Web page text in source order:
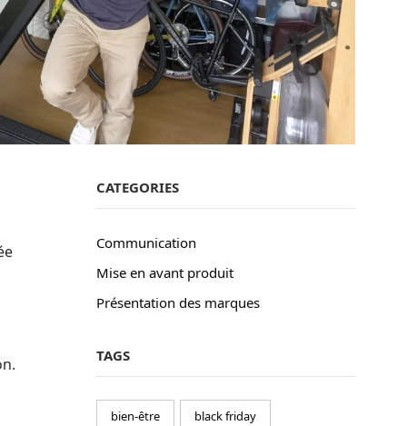
CATEGORIES
Communication
Mise en avant produit
Présentation des marques
TAGS
bien-être black friday